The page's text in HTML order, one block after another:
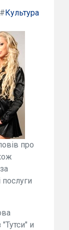
#Культура
про
и